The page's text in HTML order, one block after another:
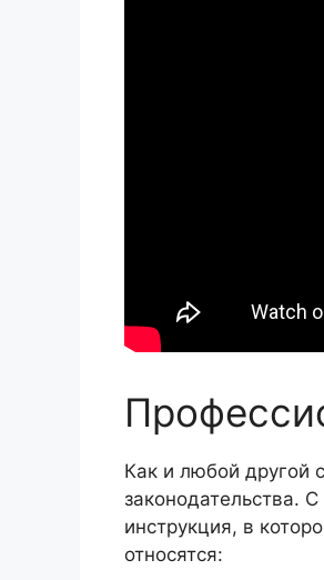
Как и любой другой
законодательства.
инструкция, в
относятся: